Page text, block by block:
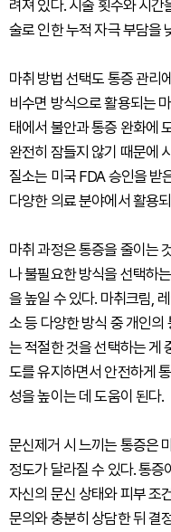
려져 있다. 시술 횟수와 시간
술로 인한 누적 자극 부담을
마취 방법 선택도 통증 관리
비수면 방식으로 활용되는
태에서 불안과 통증 완화에
완전히 잠들지 않기 때문에
질소는 미국 FDA 승인을 받
다양한 의료 분야에서 활용
마취 과정은 통증을 줄이는
나 불필요한 방식을 선택하
을 높일 수 있다. 마취크림,
소 등 다양한 방식 중 개인의
는 적절한 것을 선택하는 게
도를 유지하면서 안전하게
성을 높이는 데 도움이 된다.
문신제거 시 느끼는 통증은
정도가 달라질 수 있다. 통증
자신의 문신 상태와 피부 조
문의와 충분히 상담한 뒤 결